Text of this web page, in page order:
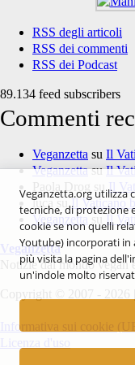
RSS degli articoli
RSS dei commenti
RSS dei Podcast
89.134 feed subscribers
Commenti
Veganzetta su Il
VeganzettasuIl
Paola Drog suIl
luca suIl Vaticano
Veganzetta su Il
Veganzetta
Notizie dal mondo vegan
Copyright © 2007 - 2026 |
Informativa sui cookie
Licenza d'uso
Veganzetta.org utilizza
tecniche, di protezione
cookie se non quelli
Youtube) incorporati in
più visita la pagina
un'indole molto